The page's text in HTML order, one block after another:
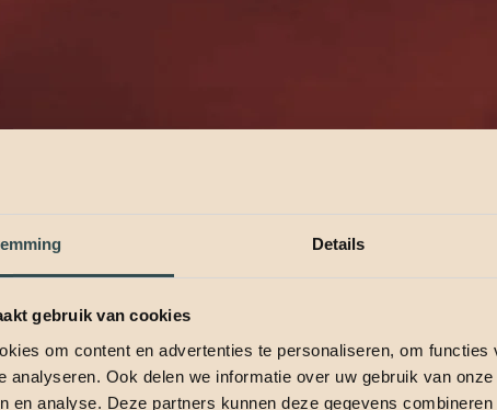
Details
gebruik van cookies
om content en advertenties te personaliseren, om
analyseren. Ook delen we informatie over uw gebruik van
en analyse. Deze partners kunnen deze gegevens